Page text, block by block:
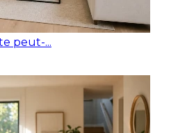
peut-...